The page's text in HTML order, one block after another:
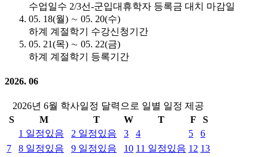
수업일수 2/3선-군입대휴학자 등록금 대치 마감일
05. 18(월) ∼ 05. 20(수)
하계 계절학기 수강신청기간
05. 21(목) ∼ 05. 22(금)
하계 계절학기 등록기간
2026. 06
2026년 6월 학사일정 달력으로 일별 일정 제공
S
M T W T F
S
1 일정있음 2 일정있음 3 4 5
6
7
8 일정있음 9 일정있음 10 11 일정있음 12 13